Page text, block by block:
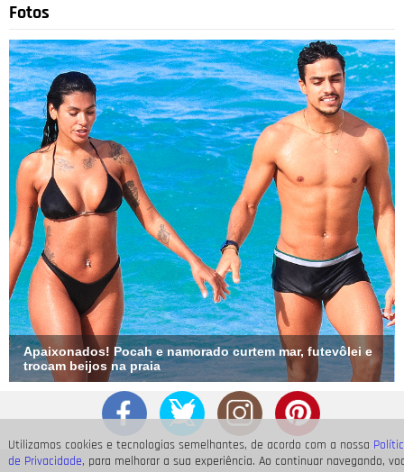
Utilizamos cookies e tecnologias semelhantes, de acordo com a nossa
de Privacidade, para melhorar a sua experiência. Ao continuar navegando,
Fotos
Apaixonados! Pocah e namorado curtem mar, futevôlei e
trocam beijos na praia